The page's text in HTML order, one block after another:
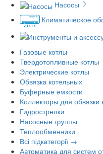
Насосы
Климатическое
Газовые котлы
Твердотопливные котлы
Электрические котлы
Обвязка котельных
Буферные емкости
Коллекторы для обвязки
Гидрострелки
Насосные группы
Теплообменники
Всі підкатегорії →
Автоматика для систем